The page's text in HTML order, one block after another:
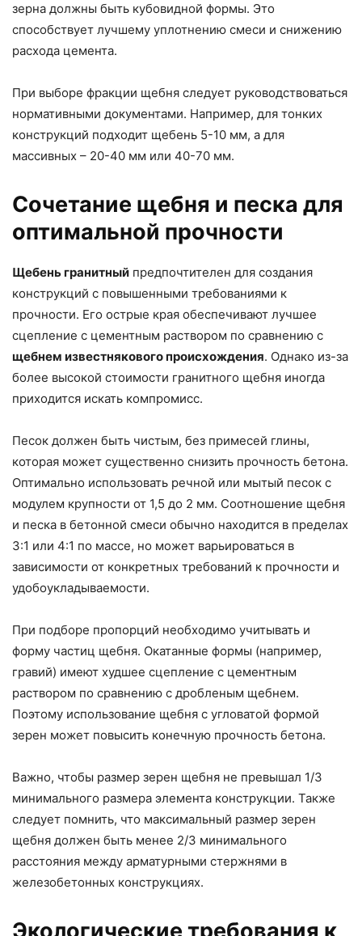
зерна должны быть кубовидной формы. Это
способствует лучшему уплотнению смеси и снижению
расхода цемента.
При выборе фракции щебня следует руководствоваться
нормативными документами. Например, для тонких
конструкций подходит щебень 5-10 мм, а для
массивных – 20-40 мм или 40-70 мм.
Сочетание щебня и песка для
оптимальной прочности
Щебень гранитный предпочтителен для создания
конструкций с повышенными требованиями к
прочности. Его острые края обеспечивают лучшее
сцепление с цементным раствором по сравнению с
щебнем известнякового происхождения. Однако из-за
более высокой стоимости гранитного щебня иногда
приходится искать компромисс.
Песок должен быть чистым, без примесей глины,
которая может существенно снизить прочность бетона.
Оптимально использовать речной или мытый песок с
модулем крупности от 1,5 до 2 мм. Соотношение щебня
и песка в бетонной смеси обычно находится в пределах
3:1 или 4:1 по массе, но может варьироваться в
зависимости от конкретных требований к прочности и
удобоукладываемости.
При подборе пропорций необходимо учитывать и
форму частиц щебня. Окатанные формы (например,
гравий) имеют худшее сцепление с цементным
раствором по сравнению с дробленым щебнем.
Поэтому использование щебня с угловатой формой
зерен может повысить конечную прочность бетона.
Важно, чтобы размер зерен щебня не превышал 1/3
минимального размера элемента конструкции. Также
следует помнить, что максимальный размер зерен
щебня должен быть менее 2/3 минимального
расстояния между арматурными стержнями в
железобетонных конструкциях.